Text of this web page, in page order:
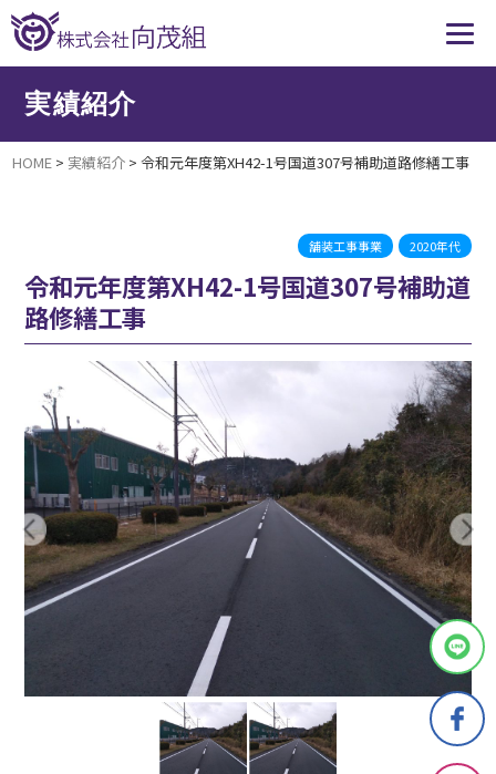
実績紹介
HOME > 実績紹介 >令和元年度第XH42-1号国道307号補助道路修繕工事
舗装工事事業 2020年代
令和元年度第XH42-1号国道307号補助道
路修繕工事